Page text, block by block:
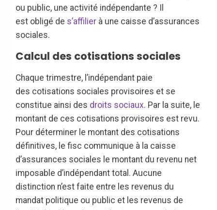
ou public, une activité indépendante ? Il
est obligé de s’affilier à une caisse d’assurances
sociales.
Calcul des cotisations sociales
Chaque trimestre, l’indépendant paie
des cotisations sociales provisoires et se
constitue ainsi des droits sociaux. Par la suite, le
montant de ces cotisations provisoires est revu.
Pour déterminer le montant des cotisations
définitives, le fisc communique à la caisse
d’assurances sociales le montant du revenu net
imposable d’indépendant total. Aucune
distinction n’est faite entre les revenus du
mandat politique ou public et les revenus de